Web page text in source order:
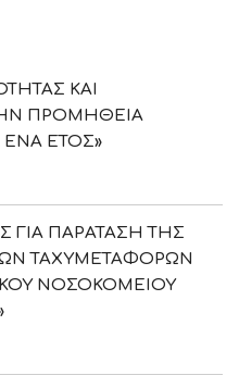
ΚΑΙ
ΠΡΟΜΗΘΕΙΑ
ΕΝΑ ΕΤΟΣ»
ΓΙΑ ΠΑΡΑΤΑΣΗ ΤΗΣ
ΤΑΧΥΜΕΤΑΦΟΡΩΝ
ΝΟΣΟΚΟΜΕΙΟΥ